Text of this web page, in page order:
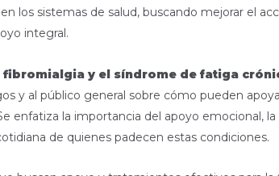
los sistemas de salud, buscando mejorar el
integral.
fibromialgia y el síndrome de fatiga
y al público general sobre cómo pueden
enfatiza la importancia del apoyo emocional,
de quienes padecen estas condiciones.